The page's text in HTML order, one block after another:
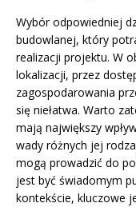
Wybór odpowiedniej
budowlanej, który
realizacji projektu. W
lokalizacji, przez
zagospodarowania
się niełatwa. Warto
mają największy
wady różnych jej
mogą prowadzić do
jest być świadomym
kontekście, kluczowe